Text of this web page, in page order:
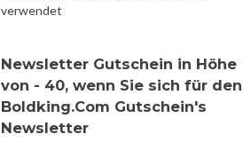
verwendet
Newsletter Gutschein in Höhe
von - 40, wenn Sie sich für den
Boldking.Com Gutschein's
Newsletter